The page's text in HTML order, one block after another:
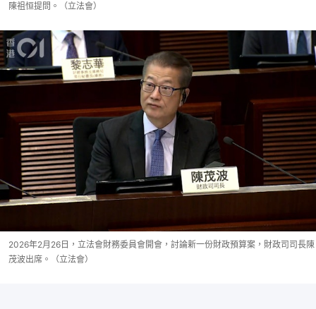
陳祖恒提問。（立法會）
2026年2月26日，立法會財務委員會開會，討論新一份財政預算案，財政司司長陳
茂波出席。（立法會）